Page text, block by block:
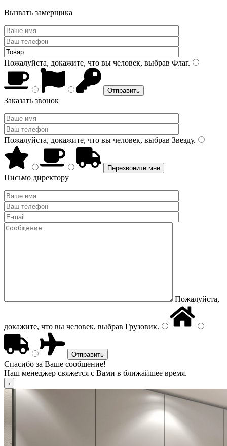
Вызвать замерщика
Пожалуйста, докажите, что вы человек, выбрав Флаг.
Заказать звонок
Пожалуйста, докажите, что вы человек, выбрав Звезду.
Письмо директору
Пожалуйста,
докажите, что вы человек, выбрав Грузовик.
Спасибо за Ваше сообщение!
Наш менеджер свяжется с Вами в ближайшее время.